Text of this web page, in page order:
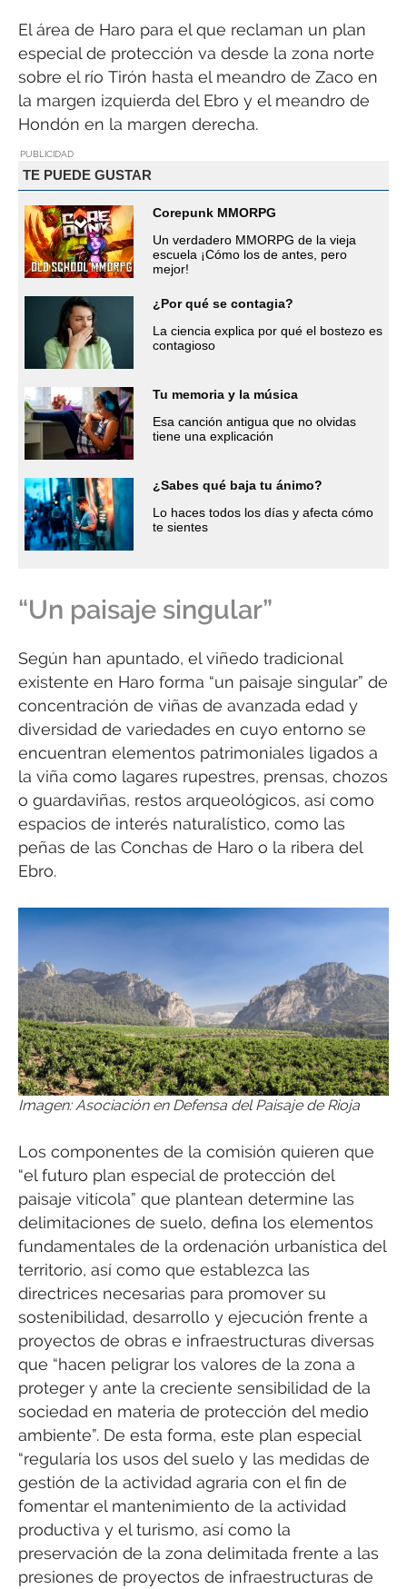
El área de Haro para el que reclaman un plan
especial de protección va desde la zona norte
sobre el río Tirón hasta el meandro de Zaco en
la margen izquierda del Ebro y el meandro de
Hondón en la margen derecha.
PUBLICIDAD
TE PUEDE GUSTAR
Corepunk MMORPG
Un verdadero MMORPG de la vieja
escuela ¡Cómo los de antes, pero
mejor!
¿Por qué se contagia?
La ciencia explica por qué el bostezo es
contagioso
Tu memoria y la música
Esa canción antigua que no olvidas
tiene una explicación
¿Sabes qué baja tu ánimo?
Lo haces todos los días y afecta cómo
te sientes
“Un paisaje singular”
Según han apuntado, el viñedo tradicional
existente en Haro forma “un paisaje singular” de
concentración de viñas de avanzada edad y
diversidad de variedades en cuyo entorno se
encuentran elementos patrimoniales ligados a
la viña como lagares rupestres, prensas, chozos
o guardaviñas, restos arqueológicos, así como
espacios de interés naturalístico, como las
peñas de las Conchas de Haro o la ribera del
Ebro.
Imagen: Asociación en Defensa del Paisaje de Rioja
Los componentes de la comisión quieren que
“el futuro plan especial de protección del
paisaje vitícola” que plantean determine las
delimitaciones de suelo, defina los elementos
fundamentales de la ordenación urbanística del
territorio, así como que establezca las
directrices necesarias para promover su
sostenibilidad, desarrollo y ejecución frente a
proyectos de obras e infraestructuras diversas
que “hacen peligrar los valores de la zona a
proteger y ante la creciente sensibilidad de la
sociedad en materia de protección del medio
ambiente”. De esta forma, este plan especial
“regularía los usos del suelo y las medidas de
gestión de la actividad agraria con el fin de
fomentar el mantenimiento de la actividad
productiva y el turismo, así como la
preservación de la zona delimitada frente a las
presiones de proyectos de infraestructuras de